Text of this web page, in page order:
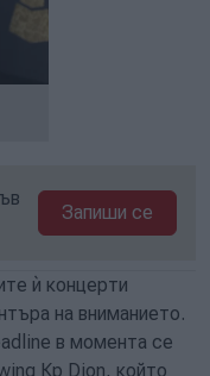
Запиши се
ѝ концерти
на вниманието.
в момента се
Кp Dion, който